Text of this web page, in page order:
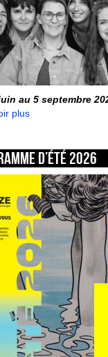
au 5 septembre
plus
d’été 2026